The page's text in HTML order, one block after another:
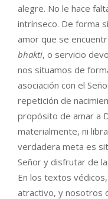
alegre. No le hace
intrínseco. De forma
amor que se
bhakti, o servicio
nos situamos de
asociación con el
repetición de
propósito de amar a
materialmente, ni
verdadera meta es
Señor y disfrutar de
En los textos
atractivo, y nosotros